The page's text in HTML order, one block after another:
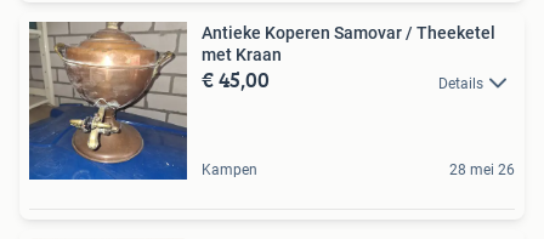
Antieke Koperen Samovar / Theeketel
met Kraan
€ 45,00 Details
Kampen 28 mei 26